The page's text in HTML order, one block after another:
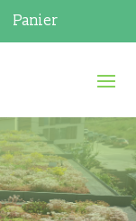
Panier